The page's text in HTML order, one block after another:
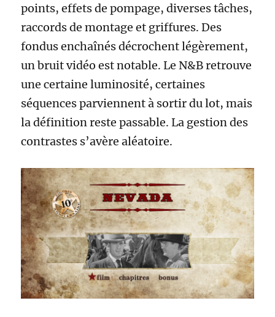
points, effets de pompage, diverses tâches,
raccords de montage et griffures. Des
fondus enchaînés décrochent légèrement,
un bruit vidéo est notable. Le N&B retrouve
une certaine luminosité, certaines
séquences parviennent à sortir du lot, mais
la définition reste passable. La gestion des
contrastes s’avère aléatoire.